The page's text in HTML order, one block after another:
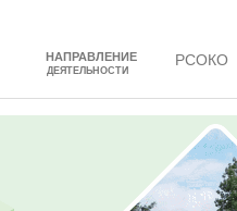
НАПРАВЛЕНИЕ
ДЕЯТЕЛЬНОСТИ
РСОКО